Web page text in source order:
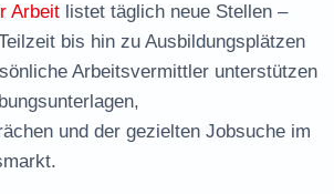
Arbeit listet täglich neue Stellen –
bis hin zu Ausbildungsplätzen
Arbeitsvermittler unterstützen
und der gezielten Jobsuche im